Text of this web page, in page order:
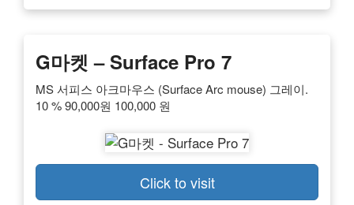
G마켓 – Surface Pro 7
MS 서피스 아크마우스 (Surface Arc mouse) 그레이.
10 % 90,000원 100,000 원
Click to visit